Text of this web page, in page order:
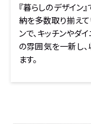
『暮らしのデザイン
納を多数取り揃えて
ンで、キッチンやダ
の雰囲気を一新し
ます。